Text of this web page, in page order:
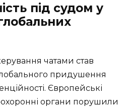
під судом у
чатами став
придушення
Європейські
органи порушили